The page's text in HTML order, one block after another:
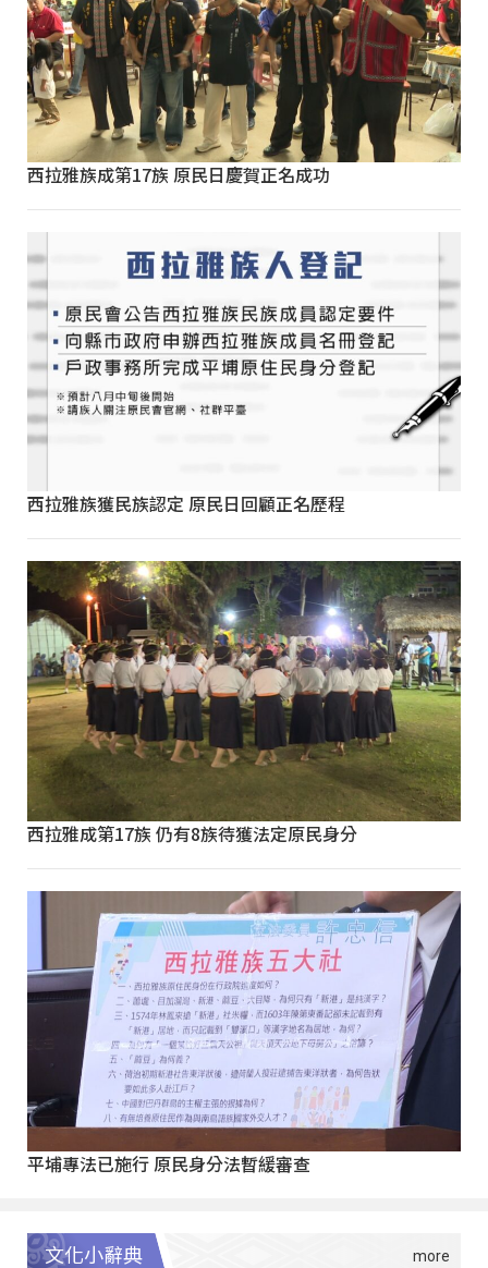
西拉雅族成第17族 原民日慶賀正名成功
西拉雅族獲民族認定 原民日回顧正名歷程
西拉雅成第17族 仍有8族待獲法定原民身分
平埔專法已施行 原民身分法暫緩審查
文化小辭典